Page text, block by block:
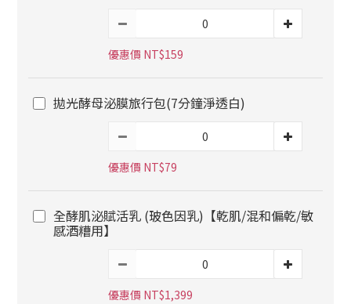
優惠價 NT$159
拋光酵母泌膜旅行包(7分鐘淨透白)
優惠價 NT$79
全酵肌泌賦活乳 (玻色因乳)【乾肌/混和偏乾/敏
感酒糟用】
優惠價 NT$1,399